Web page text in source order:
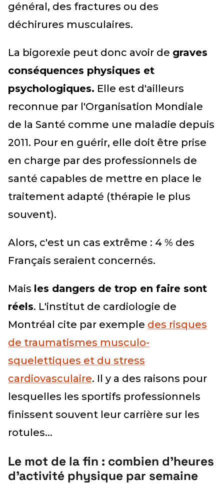
général, des fractures ou des
déchirures musculaires.
La bigorexie peut donc avoir de graves
conséquences physiques et
psychologiques. Elle est d'ailleurs
reconnue par l'Organisation Mondiale
de la Santé comme une maladie depuis
2011. Pour en guérir, elle doit être prise
en charge par des professionnels de
santé capables de mettre en place le
traitement adapté (thérapie le plus
souvent).
Alors, c'est un cas extrême : 4 % des
Français seraient concernés.
Mais les dangers de trop en faire sont
réels. L'institut de cardiologie de
Montréal cite par exemple des risques
de traumatismes musculo-
squelettiques et du stress
cardiovasculaire. Il y a des raisons pour
lesquelles les sportifs professionnels
finissent souvent leur carrière sur les
rotules...
Le mot de la fin : combien d'heures
d'activité physique par semaine